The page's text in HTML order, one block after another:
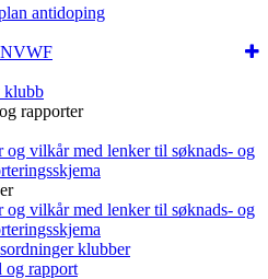
antidoping
klubb
rapporter
og vilkår med lenker til søknads- og
og vilkår med lenker til søknads- og
klubber
og rapport